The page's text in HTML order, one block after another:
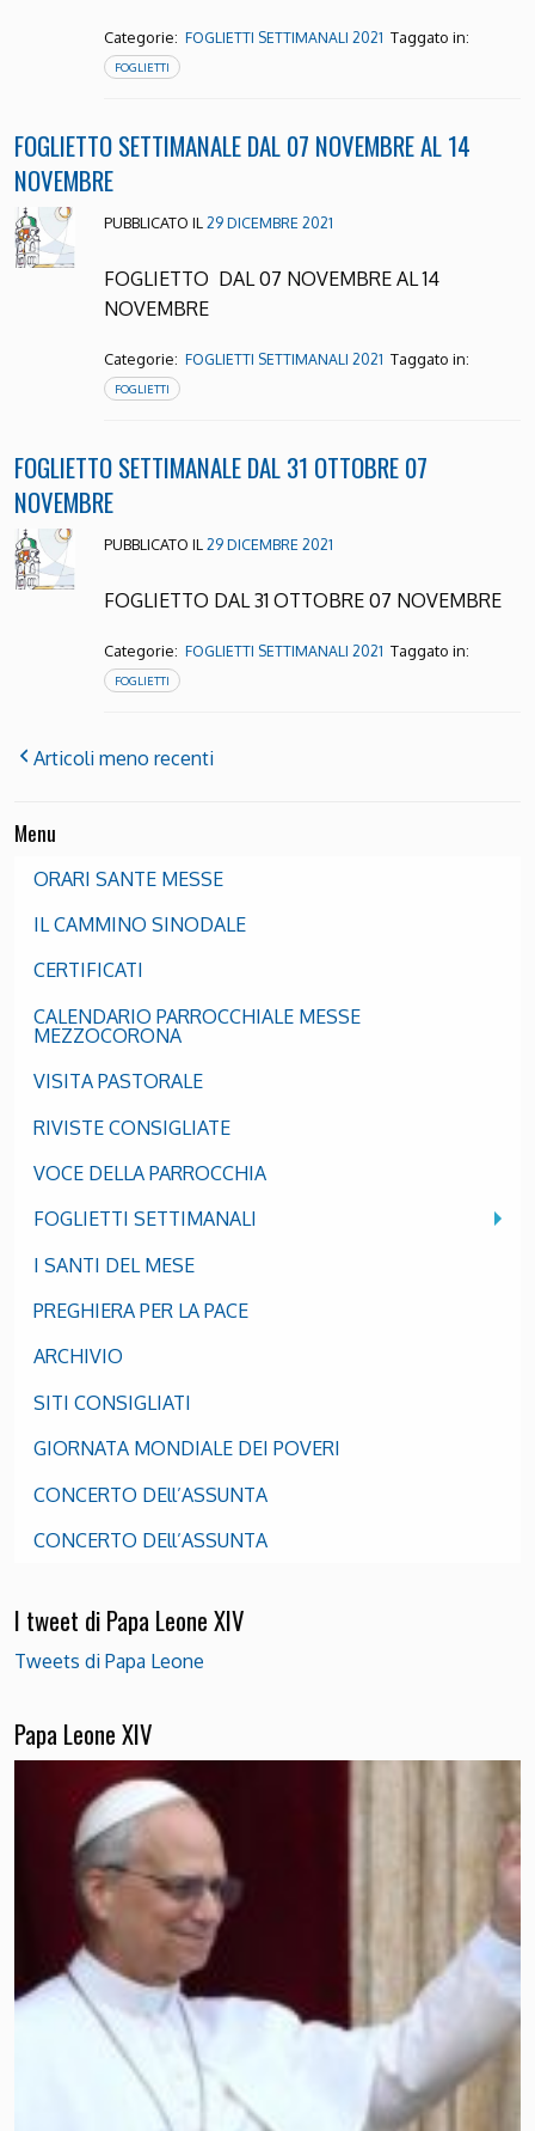
Categorie: FOGLIETTI SETTIMANALI 2021 Taggato in:
FOGLIETTI
FOGLIETTO SETTIMANALE DAL 07 NOVEMBRE AL 14
NOVEMBRE
PUBBLICATO IL 29 DICEMBRE 2021
FOGLIETTO DAL 07 NOVEMBRE AL 14
NOVEMBRE
Categorie: FOGLIETTI SETTIMANALI 2021 Taggato in:
FOGLIETTI
FOGLIETTO SETTIMANALE DAL 31 OTTOBRE 07
NOVEMBRE
PUBBLICATO IL 29 DICEMBRE 2021
FOGLIETTO DAL 31 OTTOBRE 07 NOVEMBRE
Categorie: FOGLIETTI SETTIMANALI 2021 Taggato in:
FOGLIETTI
Articoli meno recenti
Menu
ORARI SANTE MESSE
IL CAMMINO SINODALE
CERTIFICATI
CALENDARIO PARROCCHIALE MESSE
MEZZOCORONA
VISITA PASTORALE
RIVISTE CONSIGLIATE
VOCE DELLA PARROCCHIA
FOGLIETTI SETTIMANALI
I SANTI DEL MESE
PREGHIERA PER LA PACE
ARCHIVIO
SITI CONSIGLIATI
GIORNATA MONDIALE DEI POVERI
CONCERTO DEll’ASSUNTA
CONCERTO DEll’ASSUNTA
I tweet di Papa Leone XIV
Tweets di Papa Leone
Papa Leone XIV